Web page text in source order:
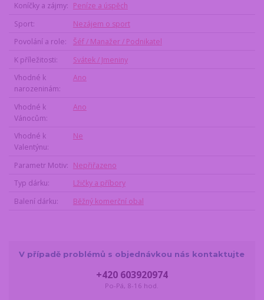
Koníčky a zájmy
Peníze a úspěch
Sport
Nezájem o sport
Povolání a role
Šéf / Manažer / Podnikatel
K příležitosti
Svátek / Jmeniny
Vhodné k
narozeninám
Ano
Vhodné k
Vánocům
Ano
Vhodné k
Valentýnu
Ne
Parametr Motiv
Nepřiřazeno
Typ dárku
Lžičky a příbory
Balení dárku
Běžný komerční obal
V případě problémů s objednávkou nás kontaktujte
+420 603920974
Po-Pá, 8-16 hod.